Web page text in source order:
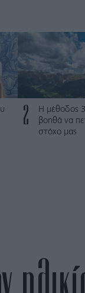
2
Η μέθοδος
βοηθά να
στόχο μας